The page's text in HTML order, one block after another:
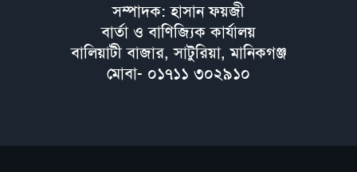
সম্পাদক: হাসান ফয়জী
বার্তা ও বাণিজ্যিক কার্যালয়
বালিয়াটী বাজার, সাটুরিয়া, মানিকগঞ্জ
মোবা- ০১৭১১ ৩০২৯১০